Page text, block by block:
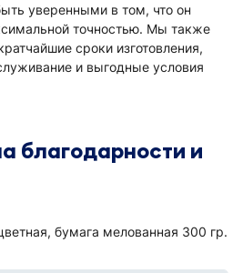
уверенными в том, что он
точностью. Мы также
сроки изготовления,
и выгодные условия
благодарности и
бумага мелованная 300 гр.